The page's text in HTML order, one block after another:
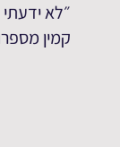
״לא
קמין